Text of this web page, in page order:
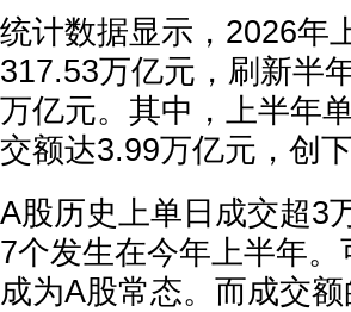
统计数据显示，2026年
317.53万亿元，刷新半
万亿元。其中，上半年
交额达3.99万亿元，创下
A股历史上单日成交超3
7个发生在今年上半年
成为A股常态。而成交